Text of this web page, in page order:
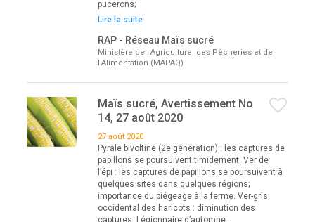
pucerons;
Lire la suite
RAP - Réseau Maïs sucré
Ministère de l'Agriculture, des Pêcheries et de
l'Alimentation (MAPAQ)
Maïs sucré, Avertissement No
14, 27 août 2020
27 août 2020
Pyrale bivoltine (2e génération) : les captures de
papillons se poursuivent timidement. Ver de
l’épi : les captures de papillons se poursuivent à
quelques sites dans quelques régions;
importance du piégeage à la ferme. Ver-gris
occidental des haricots : diminution des
captures. Légionnaire d’automne :